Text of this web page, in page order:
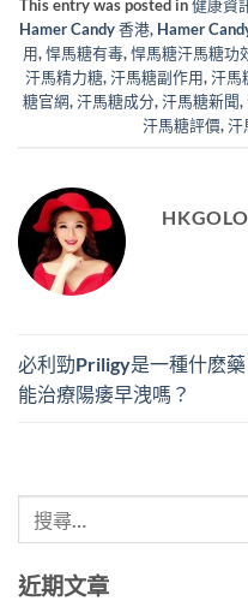
This entry was posted in健康資
Hamer Candy 香港, Hamer
用,悍馬糖有毒,悍馬糖汗馬糖功
汗馬精力糖,汗馬糖副作用,汗馬
糖官網,汗馬糖成分,汗馬糖新聞,
汗馬糖評價,汗
必利勁Priligy是一種什麽藥
能治療陽痿早洩嗎？
近期文章